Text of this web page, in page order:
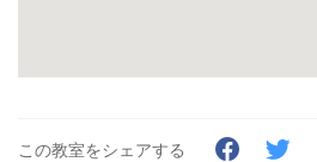
この教室をシェアする